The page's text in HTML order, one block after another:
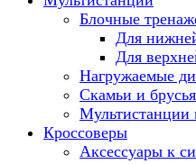
Блочные
Для
Для
Нагружаемые
Скамьи и брусья
Мультистанции
Кроссоверы
Аксессуары к